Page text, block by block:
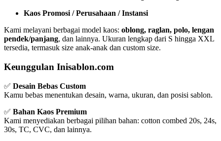
Kaos Promosi / Perusahaan / Instansi
Kami melayani berbagai model kaos: oblong, raglan, polo, lengan
pendek/panjang, dan lainnya. Ukuran lengkap dari S hingga XXL
tersedia, termasuk size anak-anak dan custom size.
Keunggulan Inisablon.com
✅ Desain Bebas Custom
Kamu bebas menentukan desain, warna, ukuran, dan posisi sablon.
✅ Bahan Kaos Premium
Kami menyediakan berbagai pilihan bahan: cotton combed 20s, 24s,
30s, TC, CVC, dan lainnya.